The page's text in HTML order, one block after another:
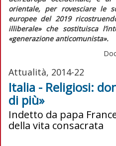
orientale, per rovesciare le
europee del 2019
illiberale» che sostituisca
«generazione anticomunista».
Attualità, 2014-22
Italia - Religiosi:
di più»
Indetto da papa
della vita consacrata